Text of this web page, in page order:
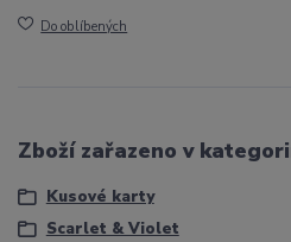
Do oblíbených
Zboží zařazeno v
Kusové karty
Scarlet & Violet